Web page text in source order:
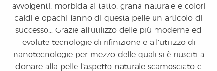
avvolgenti, morbida al tatto, grana naturale e colori
caldi e opachi fanno di questa pelle un articolo di
successo… Grazie all’utilizzo delle più moderne ed
evolute tecnologie di rifinizione e all’utilizzo di
nanotecnologie per mezzo delle quali si è riusciti a
donare alla pelle l’aspetto naturale scamosciato e